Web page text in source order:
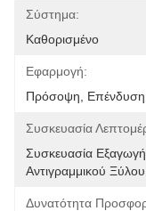
Σύστημα:
Καθορισμένο
Εφαρμογή:
Πρόσοψη,
Συσκευασία
Συσκευασία
Αντιγραμμικού Ξύλου
Δυνατότητα